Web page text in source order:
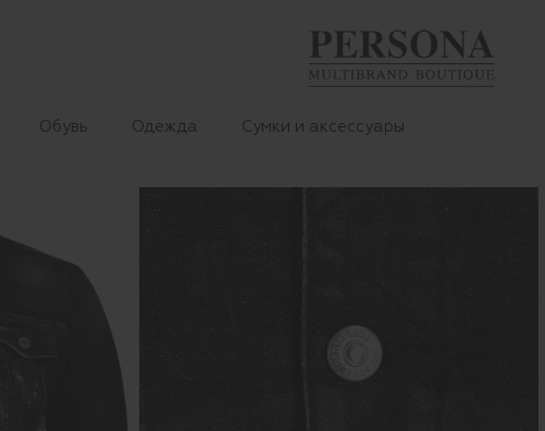
Обувь Одежда Сумки и аксессуары